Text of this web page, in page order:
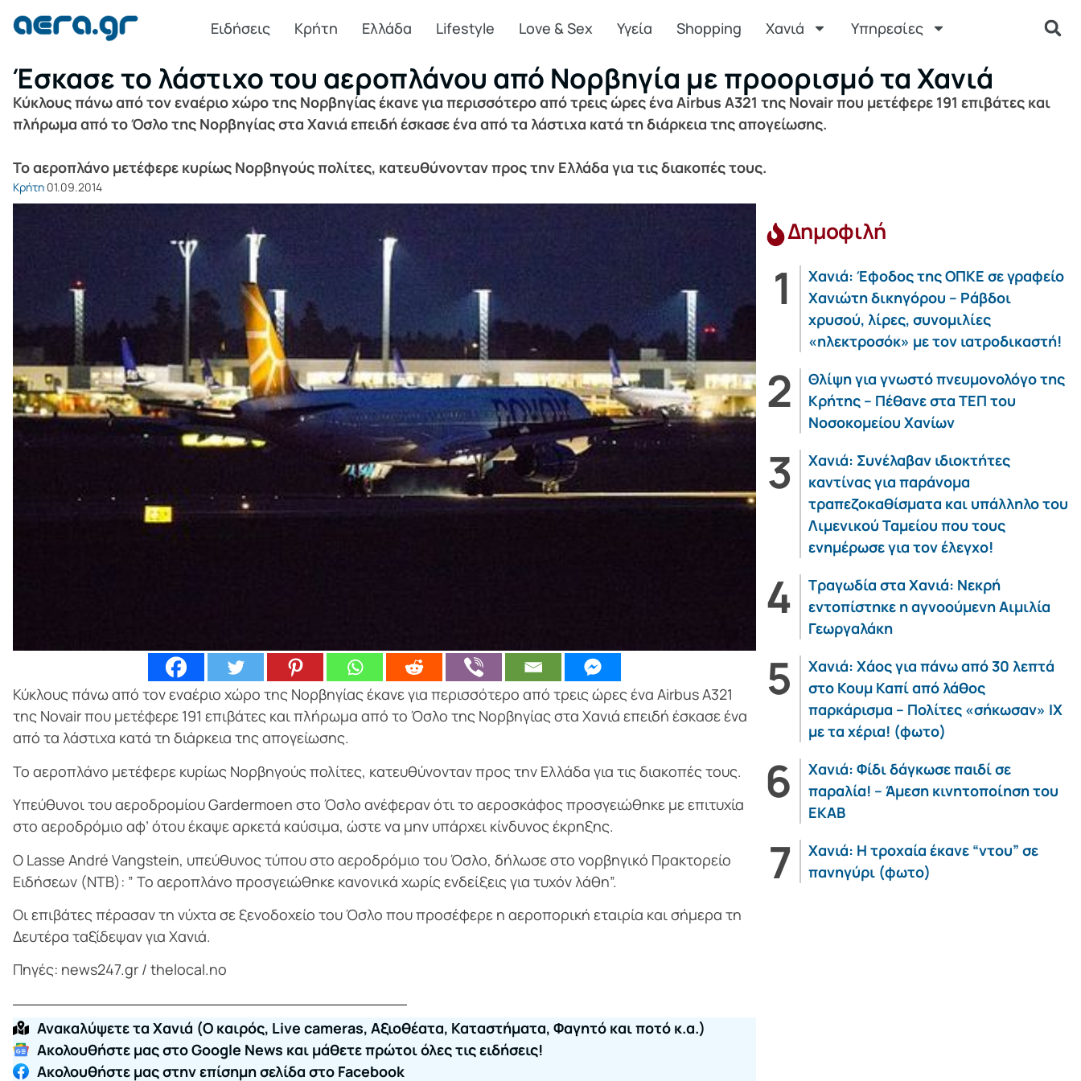
Ειδήσεις Κρήτη Ελλάδα Lifestyle Love & Sex Υγεία Shopping Χανιά Υπηρεσίες
Έσκασε το λάστιχο του αεροπλάνου από Νορβηγία με προορισμό τα Χανιά
Κύκλους πάνω από τον εναέριο χώρο της Νορβηγίας έκανε για περισσότερο από τρεις ώρες ένα Airbus A321 της Novair που μετέφερε 191 επιβάτες και
πλήρωμα από τo Όσλο της Νορβηγίας στα Χανιά επειδή έσκασε ένα από τα λάστιχα κατά τη διάρκεια της απογείωσης.
Το αεροπλάνο μετέφερε κυρίως Νορβηγούς πολίτες, κατευθύνονταν προς την Ελλάδα για τις διακοπές τους.
Κρήτη 01.09.2014
Κύκλους πάνω από τον εναέριο χώρο της Νορβηγίας έκανε για περισσότερο από τρεις ώρες ένα Airbus A321
της Novair που μετέφερε 191 επιβάτες και πλήρωμα από τo Όσλο της Νορβηγίας στα Χανιά επειδή έσκασε ένα
από τα λάστιχα κατά τη διάρκεια της απογείωσης.
Το αεροπλάνο μετέφερε κυρίως Νορβηγούς πολίτες, κατευθύνονταν προς την Ελλάδα για τις διακοπές τους.
Υπεύθυνοι του αεροδρομίου Gardermoen στο Όσλο ανέφεραν ότι το αεροσκάφος προσγειώθηκε με επιτυχία
στο αεροδρόμιο αφ’ ότου έκαψε αρκετά καύσιμα, ώστε να μην υπάρχει κίνδυνος έκρηξης.
Ο Lasse André Vangstein, υπεύθυνος τύπου στο αεροδρόμιο του Όσλο, δήλωσε στο νορβηγικό Πρακτορείο
Ειδήσεων (NTB): ” Το αεροπλάνο προσγειώθηκε κανονικά χωρίς ενδείξεις για τυχόν λάθη”.
Οι επιβάτες πέρασαν τη νύχτα σε ξενοδοχείο του Όσλο που προσέφερε η αεροπορική εταιρία και σήμερα τη
Δευτέρα ταξίδεψαν για Χανιά.
Πηγές: news247.gr / thelocal.no
Ανακαλύψετε τα Χανιά (O καιρός, Live cameras, Αξιοθέατα, Καταστήματα, Φαγητό και ποτό κ.α.)
Ακολουθήστε μας στο Google News και μάθετε πρώτοι όλες τις ειδήσεις!
Ακολουθήστε μας στην επίσημη σελίδα στο Facebook
Δημοφιλή
Χανιά: Έφοδος της ΟΠΚΕ σε γραφείο
Χανιώτη δικηγόρου – Ράβδοι
χρυσού, λίρες, συνομιλίες
«ηλεκτροσόκ» με τον ιατροδικαστή!
Θλίψη για γνωστό πνευμονολόγο της
Κρήτης – Πέθανε στα ΤΕΠ του
Νοσοκομείου Χανίων
Χανιά: Συνέλαβαν ιδιοκτήτες
καντίνας για παράνομα
τραπεζοκαθίσματα και υπάλληλο του
Λιμενικού Ταμείου που τους
ενημέρωσε για τον έλεγχο!
Τραγωδία στα Χανιά: Νεκρή
εντοπίστηκε η αγνοούμενη Αιμιλία
Γεωργαλάκη
Χανιά: Χάος για πάνω από 30 λεπτά
στο Κουμ Καπί από λάθος
παρκάρισμα – Πολίτες «σήκωσαν» ΙΧ
με τα χέρια! (φωτο)
Χανιά: Φίδι δάγκωσε παιδί σε
παραλία! – Άμεση κινητοποίηση του
ΕΚΑΒ
Χανιά: Η τροχαία έκανε “ντου” σε
πανηγύρι (φωτο)